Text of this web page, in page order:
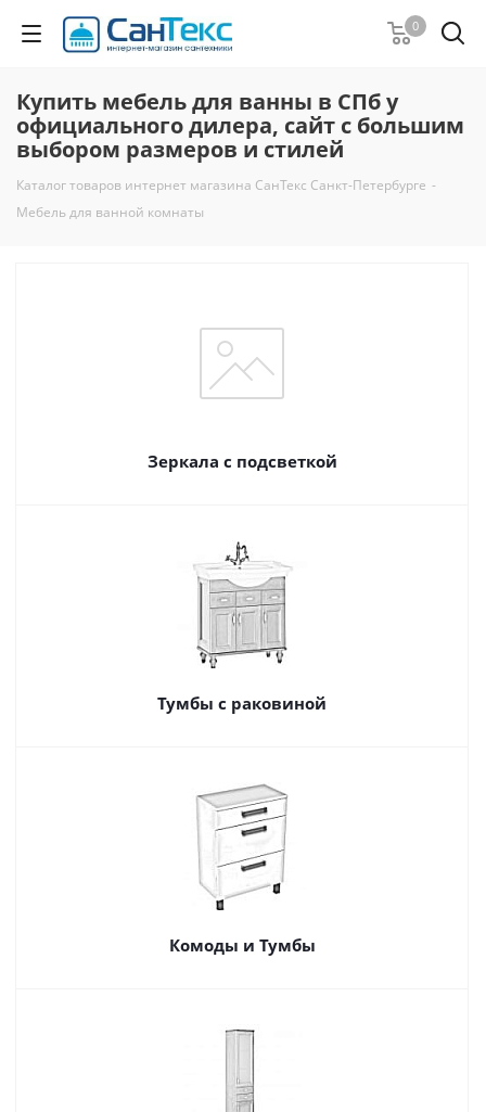
0
Купить мебель для ванны в СПб у
официального дилера, сайт с большим
выбором размеров и стилей
Каталог товаров интернет магазина СанТекс Санкт-Петербурге -
Мебель для ванной комнаты
Зеркала с подсветкой
Тумбы с раковиной
Комоды и Тумбы